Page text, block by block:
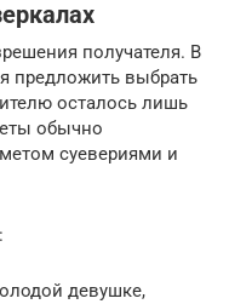
получателя. В
предложить выбрать
осталось лишь
обычно
суевериями и
девушке,